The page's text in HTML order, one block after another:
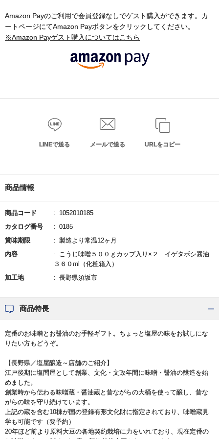
Amazon Payのご利用で会員登録なしでゲスト購入ができます。カ
ートページにてAmazon Payボタンをクリックしてください。
※Amazon Payゲスト購入についてはこちら
LINEで送る メールで送る URLをコピー
商品情報
商品コード
1052010185
カタログ番号
0185
賞味期限
製造より常温12ヶ月
内容
こうじ味噌５００ｇカップ入り×２ イゲタボシ醤油
３６０ml（化粧箱入）
加工地
長野県須坂市
商品特長
定番のお味噌とお醤油のお手軽ギフト。ちょっと塩屋の味をお試しにな
りたい方もどうぞ。
【長野県／塩屋醸造～店舗のご紹介】
江戸後期に塩問屋として創業、文化・文政年間に味噌・醤油の醸造を始
めました。
創業時から伝わる味噌蔵・醤油蔵と昔ながらの大桶を使って醸し、昔な
がらの味を守り続けています。
上記の蔵を含む10棟が国の登録有形文化財に指定されており、味噌蔵見
学も可能です（要予約）
20年ほど前より原料大豆の各地契約栽培に力をいれており、現在定番の